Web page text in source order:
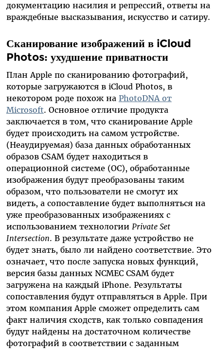
документацию насилия и репрессий, ответы на
враждебные высказывания, искусство и сатиру.
Сканирование изображений в iCloud
Photos: ухудшение приватности
План Apple по сканированию фотографий,
которые загружаются в iCloud Photos, в
некотором роде похож на PhotoDNA от
Microsoft. Основное отличие продукта
заключается в том, что сканирование Apple
будет происходить на самом устройстве.
(Неаудируемая) база данных обработанных
образов CSAM будет находиться в
операционной системе (ОС), обработанные
изображения будут преобразованы таким
образом, что пользователи не смогут их
видеть, а сопоставление будет выполняться на
уже преобразованных изображениях с
использованием технологии Private Set
Intersection. В результате даже устройство не
будет знать, было ли найдено соответствие. Это
означает, что после запуска новых функций,
версия базы данных NCMEC CSAM будет
загружена на каждый iPhone. Результаты
сопоставления будут отправляться в Apple. При
этом компания Apple сможет определить сам
факт наличия сходств, как только совпадения
будут найдены на достаточном количестве
фотографий в соответствии с заданным